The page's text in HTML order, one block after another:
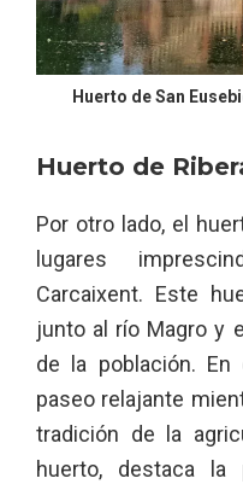
Huerto de San
Huerto de
Por otro lado, el
lugares
Carcaixent. Este
junto al río Magro y
de la población.
paseo relajante
tradición de la
huerto, destaca la